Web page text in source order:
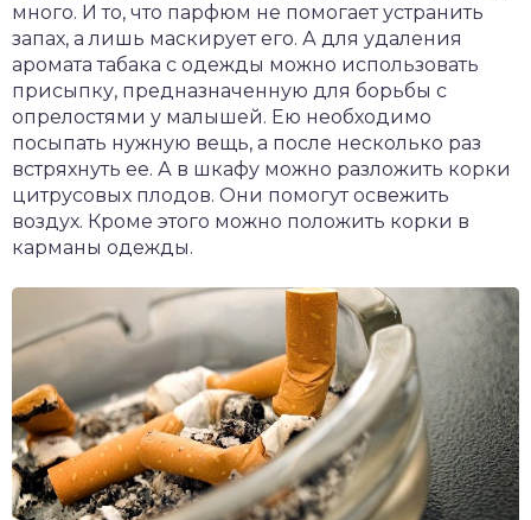
много. И то, что парфюм не помогает устранить
запах, а лишь маскирует его. А для удаления
аромата табака с одежды можно использовать
присыпку, предназначенную для борьбы с
опрелостями у малышей. Ею необходимо
посыпать нужную вещь, а после несколько раз
встряхнуть ее. А в шкафу можно разложить корки
цитрусовых плодов. Они помогут освежить
воздух. Кроме этого можно положить корки в
карманы одежды.